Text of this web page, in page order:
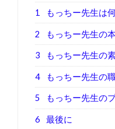
1 もっちー先生は
2 もっちー先生の
3 もっちー先生の
4 もっちー先生の
5 もっちー先生の
6 最後に